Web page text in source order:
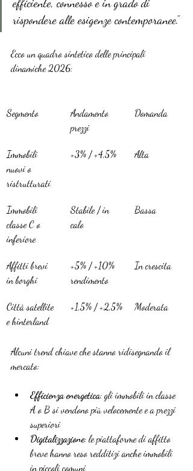
efficiente, connesso e in grado di
rispondere alle esigenze contemporanee.”
Ecco un quadro sintetico delle principali
dinamiche 2026:
Segmento
Andamento
prezzi
Domanda
Immobili
nuovi o
ristrutturati
+3% / +4,5% Alta
Immobili
classe C o
inferiore
Stabile / in
calo
Bassa
Affitti brevi
in borghi
+5% / +10%
rendimento
In crescita
Città satellite
e hinterland
+1,5% / +2,5% Moderata
Alcuni trend chiave che stanno ridisegnando il
mercato:
Efficienza energetica: gli immobili in classe
A o B si vendono più velocemente e a prezzi
superiori
Digitalizzazione: le piattaforme di affitto
breve hanno reso redditizi anche immobili
in piccoli comuni